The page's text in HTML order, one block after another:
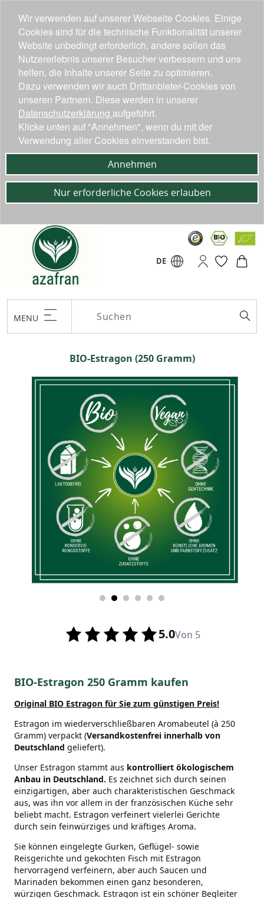
DE
MENU
BIO-Estragon (250 Gramm)
5.0Von 5
BIO-Estragon 250 Gramm kaufen
Original BIO Estragon für Sie zum günstigen Preis!
Estragon im wiederverschließbaren Aromabeutel (à 250
Gramm) verpackt (Versandkostenfrei innerhalb von
Deutschland geliefert).
Unser Estragon stammt aus kontrolliert ökologischem
Anbau in Deutschland. Es zeichnet sich durch seinen
einzigartigen, aber auch charakteristischen Geschmack
aus, was ihn vor allem in der französischen Küche sehr
beliebt macht. Estragon verfeinert vielerlei Gerichte
durch sein feinwürziges und kräftiges Aroma.
Sie können eingelegte Gurken, Geflügel- sowie
Reisgerichte und gekochten Fisch mit Estragon
hervorragend verfeinern, aber auch Saucen und
Marinaden bekommen einen ganz besonderen,
würzigen Geschmack. Estragon ist ein schöner Begleiter
Wir verwenden auf unserer Webseite Cookies. Einige
Cookies sind für die technische Funktionalität unserer
Website unbedingt erforderlich, andere sollen das
Nutzererlebnis unserer Besucher verbessern und uns
helfen, die Inhalte unserer Seite zu optimieren.
Dazu verwenden wir auch Drittanbieter-Cookies von
unseren Partnern. Diese werden in unserer
Datenschutzerklärung aufgeführt.
Klicke unten auf "Annehmen", wenn du mit der
Verwendung aller Cookies einverstanden bist.
Annehmen
Nur erforderliche Cookies erlauben